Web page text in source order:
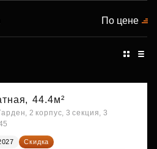
По цене
44.4м²
2 корпус, 3 секция, 3
Скидка